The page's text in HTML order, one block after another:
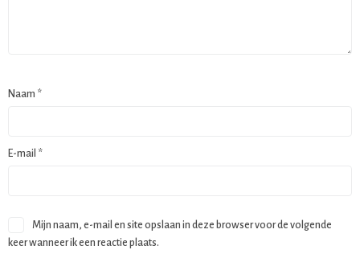
Naam *
E-mail *
Mijn naam, e-mail en site opslaan in deze browser voor de volgende
keer wanneer ik een reactie plaats.